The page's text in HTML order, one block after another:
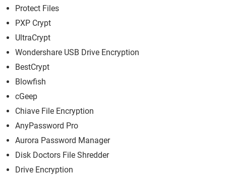
Protect Files
PXP Crypt
UltraCrypt
Wondershare USB Drive Encryption
BestCrypt
Blowfish
cGeep
Chiave File Encryption
AnyPassword Pro
Aurora Password Manager
Disk Doctors File Shredder
Drive Encryption